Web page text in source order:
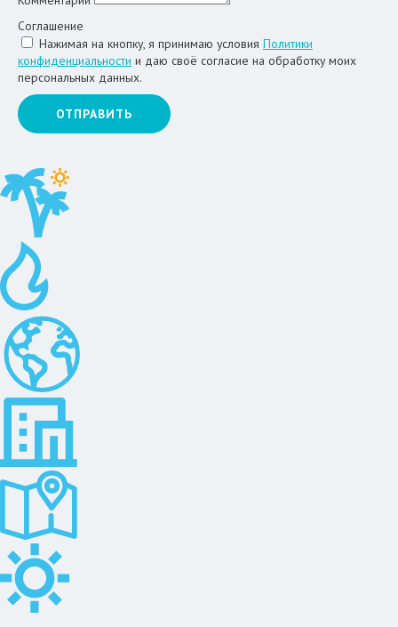
Соглашение
Нажимая на кнопку, я принимаю условия Политики
конфиденциальности и даю своё согласие на обработку моих
персональных данных.
ОТПРАВИТЬ